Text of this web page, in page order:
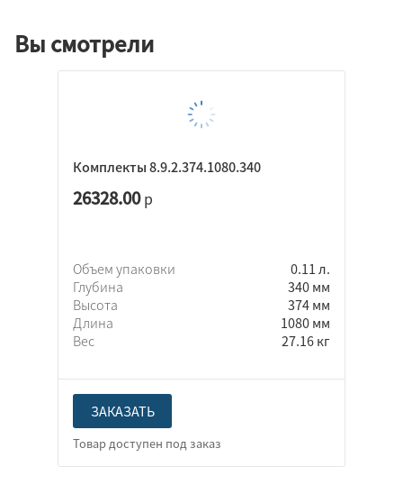
Вы смотрели
Комплекты 8.9.2.374.1080.340
26328.00р
Объем упаковки
0.11 л.
Глубина
340 мм
Высота
374 мм
Длина
1080 мм
Вес
27.16 кг
ЗАКАЗАТЬ